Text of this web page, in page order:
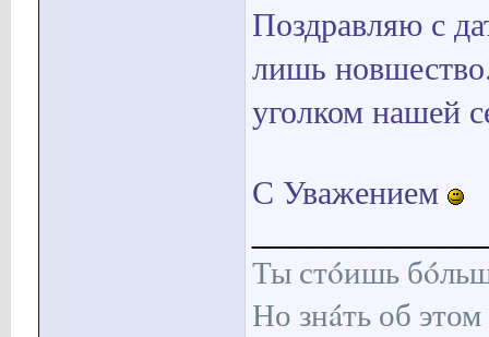
Поздравляю с
лишь
уголком нашей
С Уважением
Ты стóишь
Но знáть об